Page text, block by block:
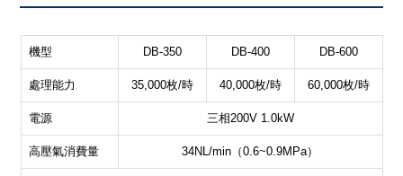
機型 DB-350 DB-400 DB-600
處理能力 35,000枚/時 40,000枚/時 60,000枚/時
電源 三相200V 1.0kW
高壓氣消費量 34NL/min（0.6~0.9MPa）